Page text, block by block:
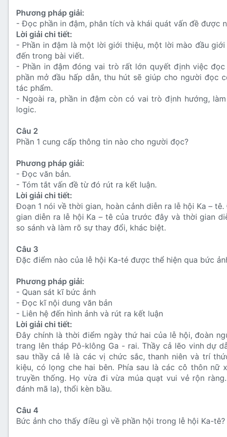
Phương pháp giải:
- Đọc phần in đậm, phân tích và khái quát vấn đề được
Lời giải chi tiết:
- Phần in đậm là một lời giới thiệu, một lời mào đầu
đến trong bài viết.
- Phần in đậm đóng vai trò rất lớn quyết định việc
phần mở đầu hấp dẫn, thu hút sẽ giúp cho người đọc
tác phẩm.
- Ngoài ra, phần in đậm còn có vai trò định hướng,
logic.
Câu 2
Phần 1 cung cấp thông tin nào cho người đọc?
Phương pháp giải:
- Đọc văn bản.
- Tóm tắt vấn đề từ đó rút ra kết luận.
Lời giải chi tiết:
Đoạn 1 nói về thời gian, hoàn cảnh diễn ra lễ hội Ka –
gian diễn ra lễ hội Ka – tê của trước đây và thời gian
so sánh và làm rõ sự thay đổi, khác biệt.
Câu 3
Đặc điểm nào của lễ hội Ka-té được thể hiện qua bức
Phương pháp giải:
- Quan sát kĩ bức ảnh
- Đọc kĩ nội dung văn bản
- Liên hệ đến hình ảnh và rút ra kết luận
Lời giải chi tiết:
Đây chính là thời điểm ngày thứ hai của lễ hội, đoàn
trang lên tháp Pô-klông Ga - rai. Thầy cả lẽo vinh dự
sau thầy cả lễ là các vị chức sắc, thanh niên và trí
kiệu, có lọng che hai bên. Phía sau là các cô thôn nữ
truyền thống. Họ vừa đi vừa múa quạt vui vẻ rộn
đánh mã la), thổi kèn bầu.
Câu 4
Bức ảnh cho thấy điều gì về phần hội trong lễ hội Ka-tê?